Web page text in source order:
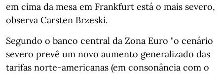
em cima da mesa em Frankfurt está o mais severo,
observa Carsten Brzeski.
Segundo o banco central da Zona Euro "o cenário
severo prevê um novo aumento generalizado das
tarifas norte-americanas (em consonância com o